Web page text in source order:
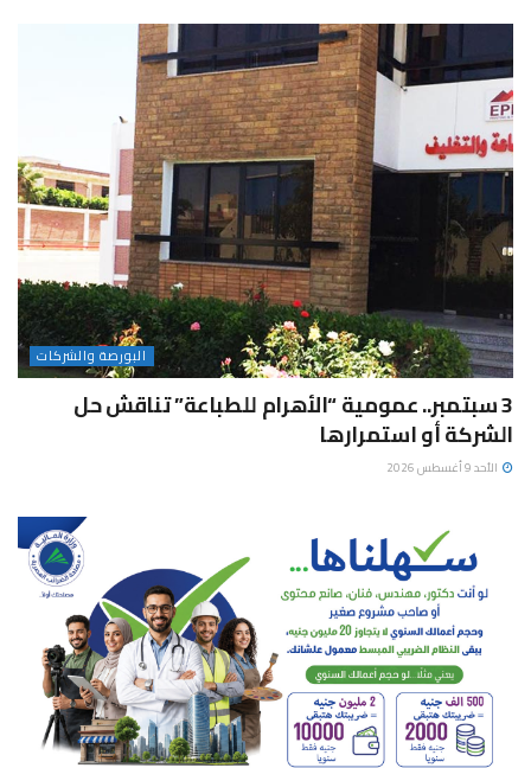
البورصة والشركات
3 سبتمبر.. عمومية “الأهرام للطباعة” تناقش حل
الشركة أو استمرارها
الأحد 9 أغسطس 2026